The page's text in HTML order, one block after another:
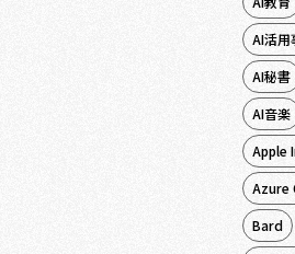
AI活用
AI秘書
AI音楽
Apple
Azure
Bard